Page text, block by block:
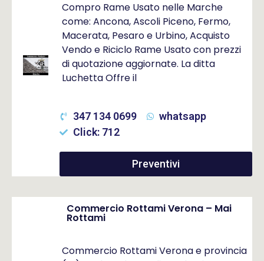
Compro Rame Usato nelle Marche
come: Ancona, Ascoli Piceno, Fermo,
Macerata, Pesaro e Urbino, Acquisto
Vendo e Riciclo Rame Usato con prezzi
di quotazione aggiornate. La ditta
Luchetta Offre il
347 134 0699
whatsapp
Click: 712
Preventivi
Commercio Rottami Verona – Mai
Rottami
Commercio Rottami Verona e provincia